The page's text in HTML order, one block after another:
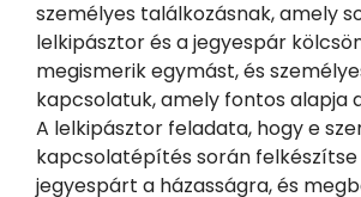
személyes találkozásnak, amely
lelkipásztor és a jegyespár
megismerik egymást, és
kapcsolatuk, amely fontos alapja
A lelkipásztor feladata, hogy e
kapcsolatépítés során felkészítse
jegyespárt a házasságra, és